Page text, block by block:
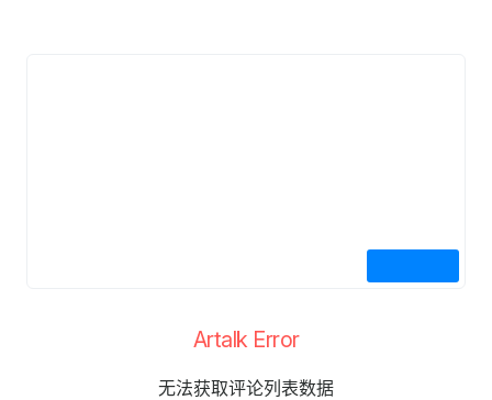
Artalk Error
无法获取评论列表数据